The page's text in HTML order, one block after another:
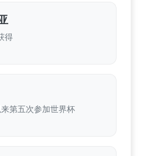
得
第五次参加世界杯